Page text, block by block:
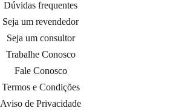
Dúvidas frequentes
Seja um revendedor
Seja um consultor
Trabalhe Conosco
Fale Conosco
Termos e Condições
Aviso de Privacidade